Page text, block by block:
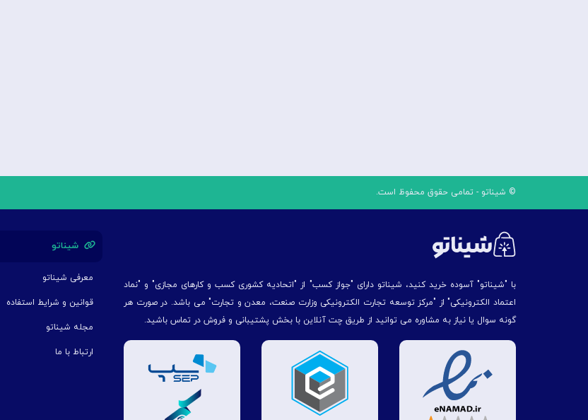
© شیناتو - تمامی حقوق محفوظ است.
با "شیناتو" آسوده خرید کنید، شیناتو دارای "جواز کسب" از "اتحادیه کشوری کسب و کارهای مجازی" و "نماد
اعتماد الکترونیکی" از "مركز توسعه تجارت الكترونیكی وزارت صنعت، معدن و تجارت" می باشد. در صورت هر
گونه سوال یا نیاز به مشاوره می توانید از طریق چت آنلاین با بخش پشتیبانی و فروش در تماس باشید.
شیناتو
معرفی شیناتو
قوانین و شرایط استفاده
مجله شیناتو
ارتباط با ما